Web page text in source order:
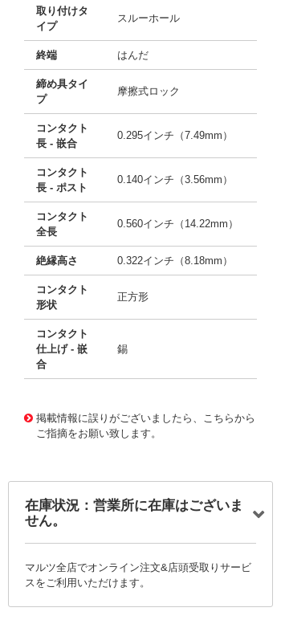
取り付けタ
イプ
スルーホール
終端 はんだ
締め具タイ
プ
摩擦式ロック
コンタクト
長 - 嵌合
0.295インチ（7.49mm）
コンタクト
長 - ポスト
0.140インチ（3.56mm）
コンタクト
全長
0.560インチ（14.22mm）
絶縁高さ 0.322インチ（8.18mm）
コンタクト
形状
正方形
コンタクト
仕上げ - 嵌
合
錫
掲載情報に誤りがございましたら、こちらから
ご指摘をお願い致します。
在庫状況：営業所に在庫はございま
せん。
マルツ全店でオンライン注文&店頭受取りサービ
スをご利用いただけます。